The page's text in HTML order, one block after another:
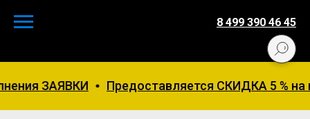
ЗАЯВКИ Предоставляется СКИДКА 5 % на
8 499 390 46 45